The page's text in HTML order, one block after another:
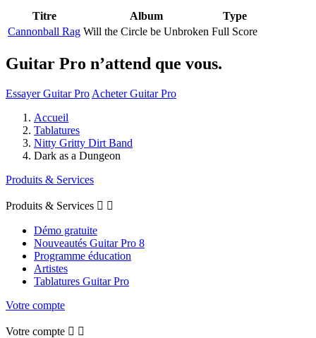
Titre Album
Type
Cannonball Rag Will the Circle be Unbroken Full Score
Guitar Pro n’attend que vous.
Essayer Guitar Pro Acheter Guitar Pro
Accueil
Tablatures
Nitty Gritty Dirt Band
Dark as a Dungeon
Produits & Services
Produits & Services  
Démo gratuite
Nouveautés Guitar Pro 8
Programme éducation
Artistes
Tablatures Guitar Pro
Votre compte
Votre compte  